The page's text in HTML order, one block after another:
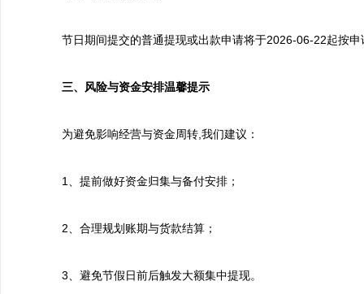
节日期间提交的普通提现或出款申请将于2026-06-22起按
三、风险与资金安排温馨提示
为避免影响经营与资金周转,我们建议：
1、提前做好资金归集与备付安排；
2、合理规划账期与货款结算；
3、避免节假日前后触发大额集中提现。